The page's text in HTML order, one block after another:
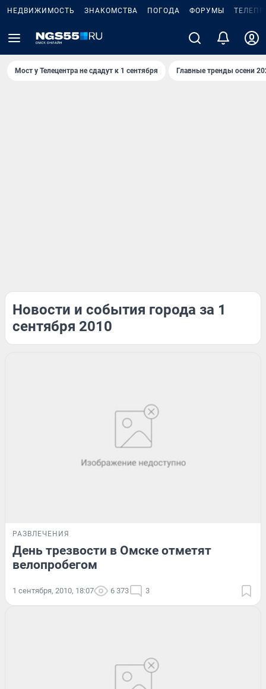
НЕДВИЖИМОСТЬ ЗНАКОМСТВА ПОГОДА ФОРУМЫ
Мост у Телецентра не сдадут к 1 сентября Главные тренды осени
Новости и события города за 1
сентября 2010
РАЗВЛЕЧЕНИЯ
День трезвости в Омске отметят
велопробегом
1 сентября, 2010, 18:07 6 373 3